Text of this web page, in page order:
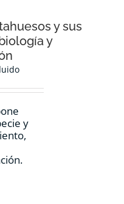
y sus
y
y